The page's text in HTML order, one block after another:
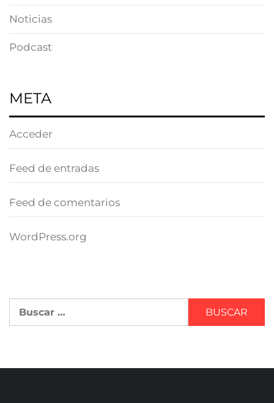
Noticias
Podcast
META
Acceder
Feed de entradas
Feed de comentarios
WordPress.org